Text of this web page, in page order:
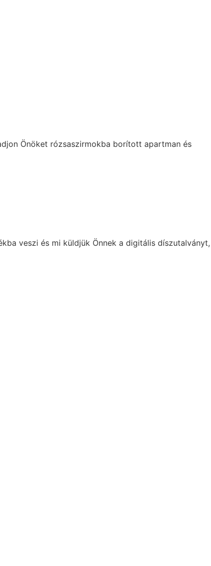
Önöket rózsaszirmokba borított apartman és
veszi és mi küldjük Önnek a digitális díszutalványt,